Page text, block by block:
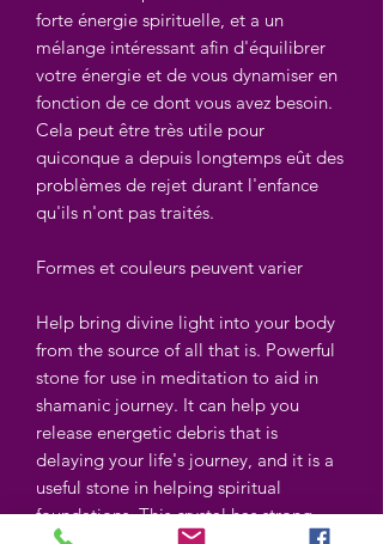
forte énergie spirituelle, et a un
mélange intéressant afin d'équilibrer
votre énergie et de vous dynamiser en
fonction de ce dont vous avez besoin.
Cela peut être très utile pour
quiconque a depuis longtemps eût des
problèmes de rejet durant l'enfance
qu'ils n'ont pas traités.
Formes et couleurs peuvent varier
Help bring divine light into your body
from the source of all that is. Powerful
stone for use in meditation to aid in
shamanic journey. It can help you
release energetic debris that is
delaying your life's journey, and it is a
useful stone in helping spiritual
foundations. This crystal has strong